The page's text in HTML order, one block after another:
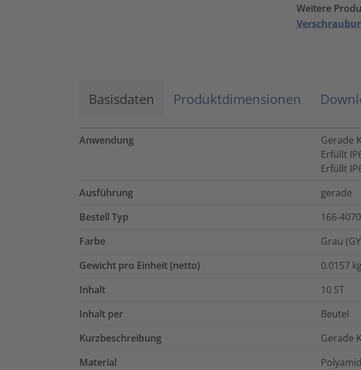
Weitere
Basisdaten Produktdimensionen
Anwendung
Gerade
Erfüllt
Erfüllt
Ausführung
gerade
Bestell Typ
166-
Farbe
Grau
Gewicht pro Einheit (netto)
0.0157 kg
Inhalt
10 ST
Inhalt per
Beutel
Kurzbeschreibung
Gerade
Material